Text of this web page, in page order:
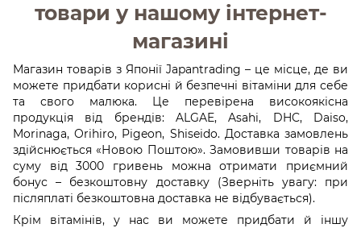
товари у нашому інтернет-
магазині
Магазин товарів з Японії Japantrading – це місце, де ви
можете придбати корисні й безпечні вітаміни для себе
та свого малюка. Це перевірена високоякісна
продукція від брендів: ALGAE, Asahi, DHC, Daiso,
Morinaga, Orihiro, Pigeon, Shiseido. Доставка замовлень
здійснюється «Новою Поштою». Замовивши товарів на
суму від 3000 гривень можна отримати приємний
бонус – безкоштовну доставку (Зверніть увагу: при
післяплаті безкоштовна доставка не відбувається).
Крім вітамінів, у нас ви можете придбати й іншу